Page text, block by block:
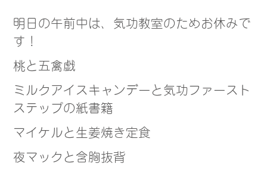
明日の午前中は、気功教室のためお休みで
す！
桃と五禽戯
ミルクアイスキャンデーと気功ファースト
ステップの紙書籍
マイケルと生姜焼き定食
夜マックと含胸抜背